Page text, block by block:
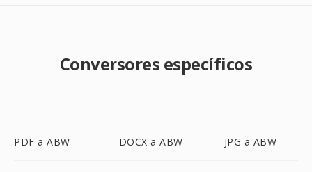
Conversores específicos
PDF a ABW DOCX a ABW JPG a ABW